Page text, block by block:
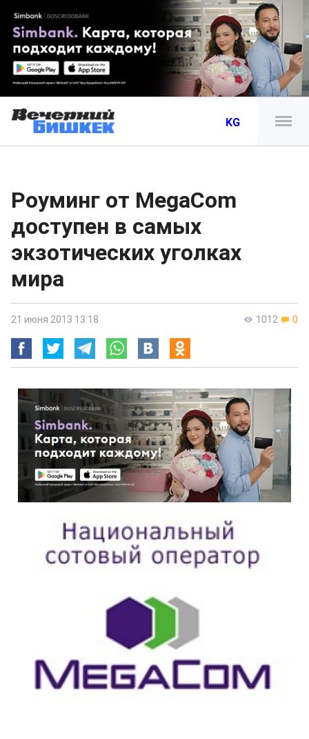
KG
Роуминг от MegaCom
доступен в самых
экзотических уголках
мира
1012 0
21 июня 2013 13:18